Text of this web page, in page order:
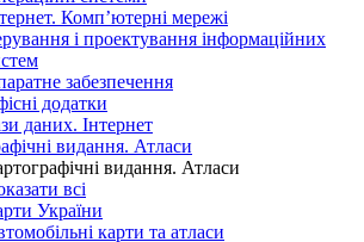
Комп’ютерні мережі
і проектування інформаційних
забезпечення
додатки
даних. Інтернет
видання. Атласи
видання. Атласи
всі
України
карти та атласи